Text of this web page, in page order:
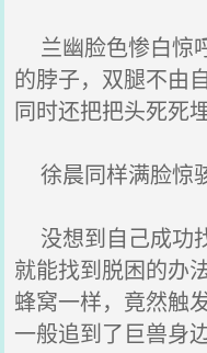
兰幽脸色惨白惊
的脖子，双腿不由
同时还把把头死死
徐晨同样满脸惊
没想到自己成功
就能找到脱困的办
蜂窝一样，竟然触
一般追到了巨兽身边